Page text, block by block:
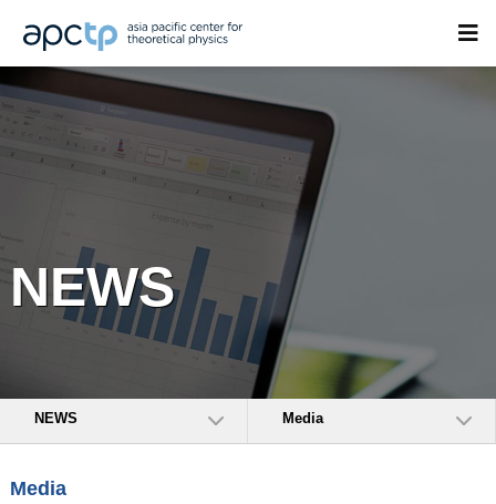
NEWS
NEWS Media
Media